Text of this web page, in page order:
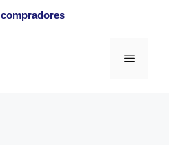
compradores
Menu